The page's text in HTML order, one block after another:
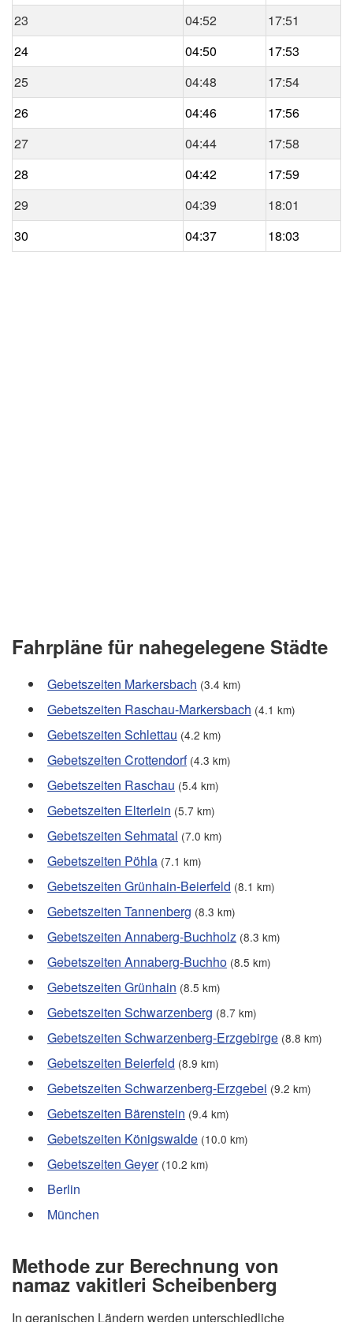
23
04:52
17:51
24
04:50
17:53
25
04:48
17:54
26
04:46
17:56
27
04:44
17:58
28
04:42
17:59
29
04:39
18:01
30
04:37 18:03
Fahrpläne für nahegelegene Städte
Gebetszeiten Markersbach (3.4 km)
Gebetszeiten Raschau-Markersbach (4.1 km)
Gebetszeiten Schlettau (4.2 km)
Gebetszeiten Crottendorf (4.3 km)
Gebetszeiten Raschau (5.4 km)
Gebetszeiten Elterlein (5.7 km)
Gebetszeiten Sehmatal (7.0 km)
Gebetszeiten Pöhla (7.1 km)
Gebetszeiten Grünhain-Beierfeld (8.1 km)
Gebetszeiten Tannenberg (8.3 km)
Gebetszeiten Annaberg-Buchholz (8.3 km)
Gebetszeiten Annaberg-Buchho (8.5 km)
Gebetszeiten Grünhain (8.5 km)
Gebetszeiten Schwarzenberg (8.7 km)
Gebetszeiten Schwarzenberg-Erzgebirge (8.8 km)
Gebetszeiten Beierfeld (8.9 km)
Gebetszeiten Schwarzenberg-Erzgebei (9.2 km)
Gebetszeiten Bärenstein (9.4 km)
Gebetszeiten Königswalde (10.0 km)
Gebetszeiten Geyer (10.2 km)
Berlin
München
Methode zur Berechnung von
namaz vakitleri Scheibenberg
In geranischen Ländern werden unterschiedliche